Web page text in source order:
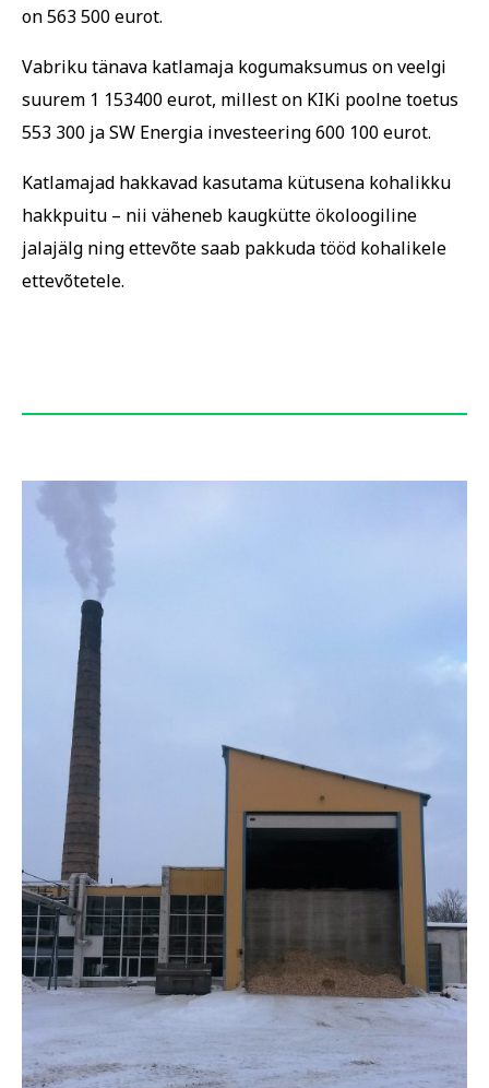
on 563 500 eurot.
Vabriku tänava katlamaja kogumaksumus on veelgi
suurem 1 153400 eurot, millest on KIKi poolne toetus
553 300 ja SW Energia investeering 600 100 eurot.
Katlamajad hakkavad kasutama kütusena kohalikku
hakkpuitu – nii väheneb kaugkütte ökoloogiline
jalajälg ning ettevõte saab pakkuda tööd kohalikele
ettevõtetele.